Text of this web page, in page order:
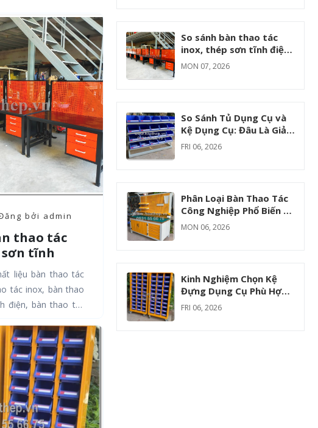
bởi admin
thao tác
tĩnh
định
loại
liệu bàn thao tác
tác inox, bàn thao
điện, bàn thao tác
So sánh bàn thao tác
inox, thép sơn tĩnh điện
và nhôm định hình: Nên
chọn loại nào?
MON 07, 2026
So Sánh Tủ Dụng Cụ và
Kệ Dụng Cụ: Đâu Là Giải
Pháp Lưu Trữ Tối Ưu Cho
Nhà Máy
FRI 06, 2026
Phân Loại Bàn Thao Tác
Công Nghiệp Phổ Biến Và
Ứng Dụng Thực Tế
Trong Từng Ngành
MON 06, 2026
Kinh Nghiệm Chọn Kệ
Đựng Dụng Cụ Phù Hợp
Cho Nhà Xưởng
FRI 06, 2026